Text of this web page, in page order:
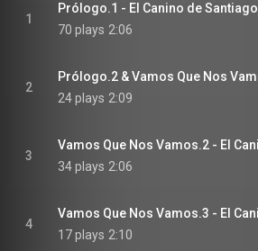
1
Prólogo.1 - El Canino de Santiago
70 plays 2:06
2
24 plays 2:09
3
34 plays 2:06
4
17 plays 2:10